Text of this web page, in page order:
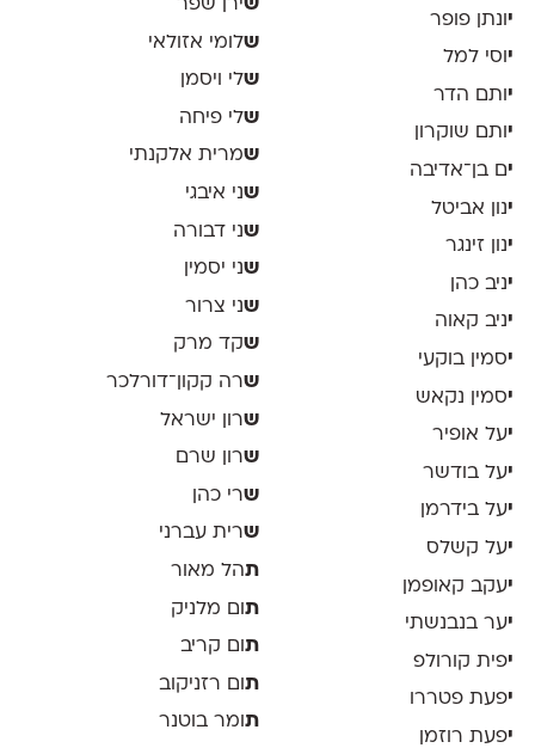
י ונתן פופר
יוסי למל
י ותם הדר
יותם שוקרון
ים בן־אדיבה
ינון אביטל
ינון זינגר
יניב כהן
יניב קאוה
יסמין בוקעי
יסמין נקאש
יעל אופיר
יעל בודשר
יעל בידרמן
יעל קשלס
יעקב קאופמן
יער בנבנשתי
יפית קורולפ
יפעת פטררו
יפעת רוזמן
שירן שפר
שלומי אזולאי
שלי ויסמן
שלי פיחה
שמרית אלקנתי
שני איבגי
שני דבורה
שני יסמין
שני צרור
שקד מרק
שרה קקון־דורלכר
שרון ישראל
שרון שרם
שרי כהן
שרית עברני
תהל מאור
תום מלניק
ת ום קריב
ת ום רזניקוב
תומר בוטנר